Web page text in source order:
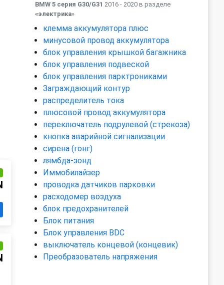
BMW 5 серия G30/G31 2016 - 2020 в разделе
«электрика»
клемма аккумулятора плюс
минусовой провод аккумулятора
блок управления крышкой багажника
блок управления подвеской
блок управления парктрониками
Заграждающий контур
распределитель тока
плюсовой провод аккумулятора
переключатель подрулевой (стрекоза)
кнопка аварийной сигнализации
сирена (гонг)
лямбда-зонд
Иммобилайзер
проводка датчиков парковки
расходомер воздуха
блок предохранителей
Блок питания
Блок управления BDC
выключатель концевой (концевик)
Преобразователь напряжения